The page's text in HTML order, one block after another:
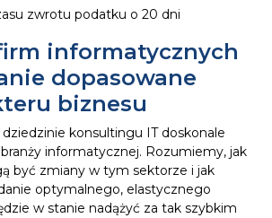
zwrotu podatku o 20 dni
informatycznych
dopasowane
biznesu
dziedzinie konsultingu IT doskonale
informatycznej. Rozumiemy, jak
być zmiany w tym sektorze i jak
optymalnego, elastycznego
w stanie nadążyć za tak szybkim